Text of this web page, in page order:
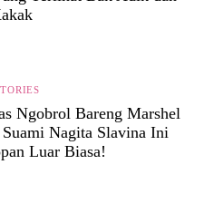
Ngobrol Bareng Marshel
Nagita Slavina Ini
Luar Biasa!